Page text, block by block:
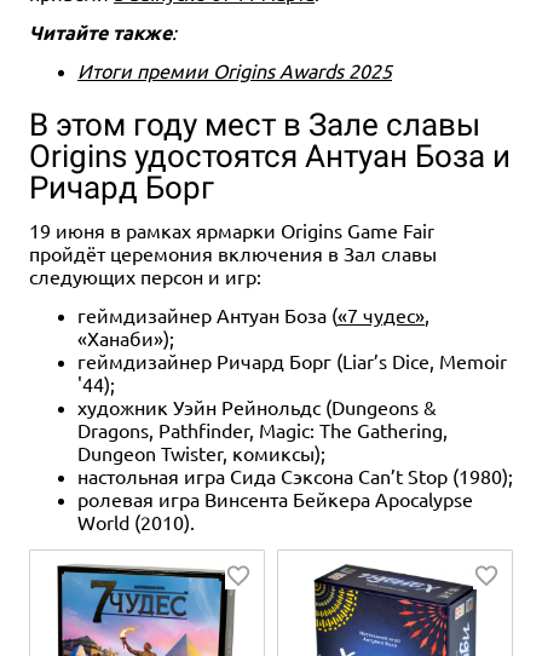
Читайте также:
Итоги премии Origins Awards 2025
В этом году мест в Зале славы
Origins удостоятся Антуан Боза и
Ричард Борг
19 июня в рамках ярмарки Origins Game Fair
пройдёт церемония включения в Зал славы
следующих персон и игр:
геймдизайнер Антуан Боза («7 чудес»
«Ханаби»);
геймдизайнер Ричард Борг (Liar’s Dice, Memoir
'44);
художник Уэйн Рейнольдс (Dungeons &
Dragons, Pathfinder, Magic: The Gathering,
Dungeon Twister, комиксы);
настольная игра Сида Сэксона Can’t Stop (1980);
ролевая игра Винсента Бейкера Apocalypse
World (2010).